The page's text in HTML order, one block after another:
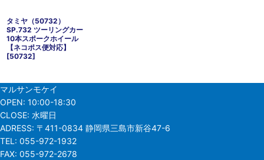
タミヤ（50732）
SP.732 ツーリングカー
10本スポークホイール
【ネコポス便対応】
[50732]
マルサンモケイ
OPEN: 10:00-18:30
CLOSE: 水曜日
ADRESS: 〒411-0834 静岡県三島市新谷47-6
TEL: 055-972-1932
FAX: 055-972-2678